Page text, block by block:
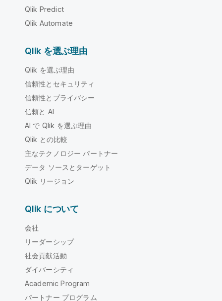
Qlik Predict
Qlik Automate
Qlik を選ぶ理由
Qlik を選ぶ理由
信頼性とセキュリティ
信頼性とプライバシー
信頼と AI
AI で Qlik を選ぶ理由
Qlik との比較
主なテクノロジー パートナー
データ ソースとターゲット
Qlik リージョン
Qlik について
会社
リーダーシップ
社会貢献活動
ダイバーシティ
Academic Program
パートナー プログラム